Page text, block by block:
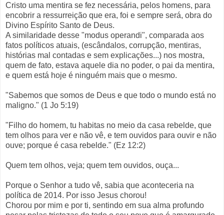
Cristo uma mentira se fez necessária, pelos homens, para
encobrir a ressurreição que era, foi e sempre será, obra do
Divino Espírito Santo de Deus.
A similaridade desse "modus operandi", comparada aos
fatos políticos atuais, (escândalos, corrupção, mentiras,
histórias mal contadas e sem explicações...) nos mostra,
quem de fato, estava aquele dia no poder, o pai da mentira,
e quem está hoje é ninguém mais que o mesmo.
"Sabemos que somos de Deus e que todo o mundo está no
maligno." (1 Jo 5:19)
"Filho do homem, tu habitas no meio da casa rebelde, que
tem olhos para ver e não vê, e tem ouvidos para ouvir e não
ouve; porque é casa rebelde." (Ez 12:2)
Quem tem olhos, veja; quem tem ouvidos, ouça...
Porque o Senhor a tudo vê, sabia que aconteceria na
política de 2014. Por isso Jesus chorou!
Chorou por mim e por ti, sentindo em sua alma profundo